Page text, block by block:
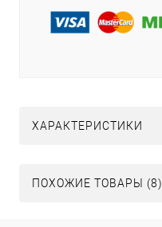
ХАРАКТЕРИСТИКИ
ПОХОЖИЕ ТОВАРЫ (8)